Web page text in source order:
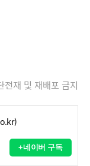
재 및 재배포 금지
+네이버 구독